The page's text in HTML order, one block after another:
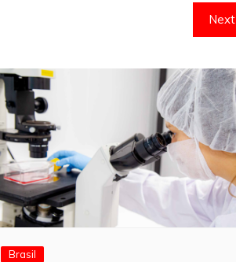
Next
Brasil